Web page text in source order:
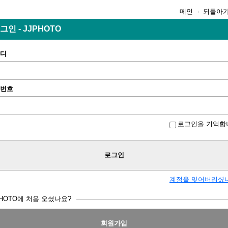
메인 되돌아
인 - JJPHOTO
호
로그인을 기억합
로그인
계정을 잊어버리셨
에 처음 오셨나요?
회원가입